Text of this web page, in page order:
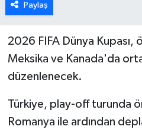
Paylaş
2026 FIFA Dünya Kupası,
Meksika ve Kanada'da
düzenlenecek.
Türkiye, play-off turunda
Romanya ile ardından